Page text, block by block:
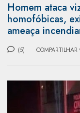
Homem ataca
homofóbicas,
ameaça
(5) COMPARTILHAR